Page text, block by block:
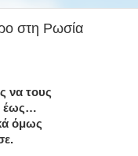
στη Ρωσία
να τους
έως…
όμως